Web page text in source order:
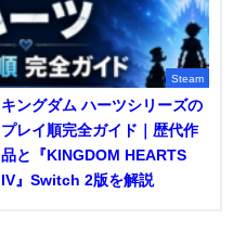
Steam
キングダム ハーツシリーズの
プレイ順完全ガイド｜歴代作
品と『KINGDOM HEARTS
IV』Switch 2版を解説